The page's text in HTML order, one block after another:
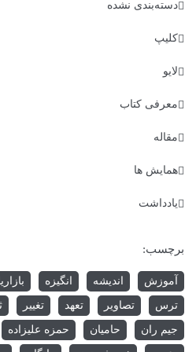
دسته‌بندی نشده
کلیپ
لایو
معرفی کتاب
مقاله
همایش ها
یادداشت
برچسب:
آموزش اندیشه انگیزه
ترس تصاویر تعهد تغییر
جیم ران حامیان حمزه علیزاده